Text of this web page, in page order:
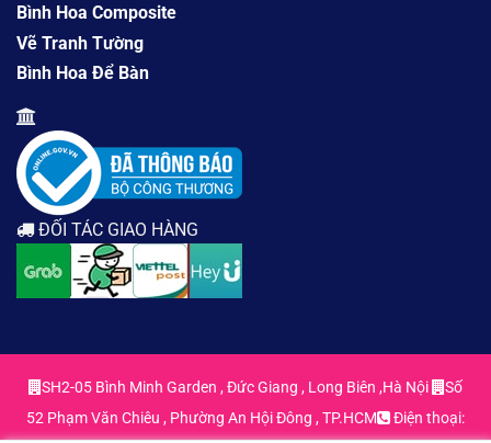
Bình Hoa Composite
Vẽ Tranh Tường
Bình Hoa Để Bàn
ĐỐI TÁC GIAO HÀNG
SH2-05 Bình Minh Garden , Đức Giang , Long Biên ,Hà Nội
Số
52 Phạm Văn Chiêu , Phường An Hội Đông , TP.HCM
Điện thoại: